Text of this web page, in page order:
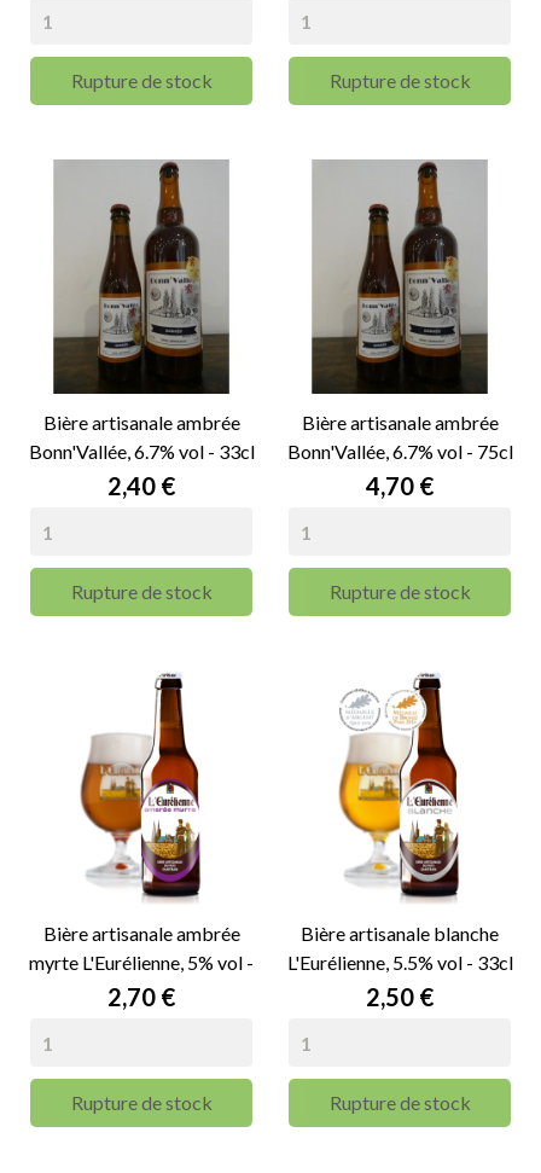
Rupture de stock Rupture de stock
Bière artisanale ambrée
Bonn'Vallée, 6.7% vol - 33cl
Prix
2,40 €
Rupture de stock
Bière artisanale ambrée
Bonn'Vallée, 6.7% vol - 75cl
Prix
4,70 €
Rupture de stock
Bière artisanale ambrée
myrte L'Eurélienne, 5% vol -
33cl
Prix
2,70 €
Rupture de stock
Bière artisanale blanche
L'Eurélienne, 5.5% vol - 33cl
Prix
2,50 €
Rupture de stock